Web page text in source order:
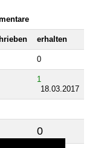
erhalten
0
1
18.03.2017
0